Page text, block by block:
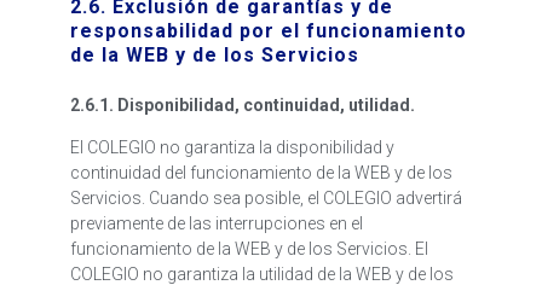
2.6. Exclusión de garantías y de
responsabilidad por el funcionamiento
de la WEB y de los Servicios
2.6.1. Disponibilidad, continuidad, utilidad.
El COLEGIO no garantiza la disponibilidad y
continuidad del funcionamiento de la WEB y de los
Servicios. Cuando sea posible, el COLEGIO advertirá
previamente de las interrupciones en el
funcionamiento de la WEB y de los Servicios. El
COLEGIO no garantiza la utilidad de la WEB y de los